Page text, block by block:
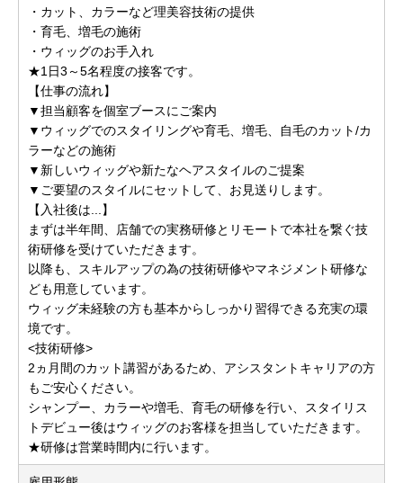
・カット、カラーなど理美容技術の提供
・育毛、増毛の施術
・ウィッグのお手入れ
★1日3～5名程度の接客です。
【仕事の流れ】
▼担当顧客を個室ブースにご案内
▼ウィッグでのスタイリングや育毛、増毛、自毛のカット/カ
ラーなどの施術
▼新しいウィッグや新たなヘアスタイルのご提案
▼ご要望のスタイルにセットして、お見送りします。
【入社後は...】
まずは半年間、店舗での実務研修とリモートで本社を繋ぐ技
術研修を受けていただきます。
以降も、スキルアップの為の技術研修やマネジメント研修な
ども用意しています。
ウィッグ未経験の方も基本からしっかり習得できる充実の環
境です。
<技術研修>
2ヵ月間のカット講習があるため、アシスタントキャリアの方
もご安心ください。
シャンプー、カラーや増毛、育毛の研修を行い、スタイリス
トデビュー後はウィッグのお客様を担当していただきます。
★研修は営業時間内に行います。